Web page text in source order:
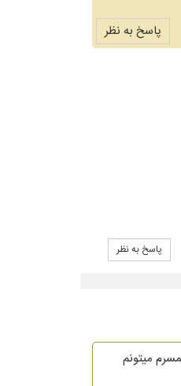
پاسخ به نظر
پاسخ به نظر
میتونم